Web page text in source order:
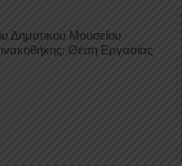
Δημοτικού Μουσείου
Θέση Εργασίας